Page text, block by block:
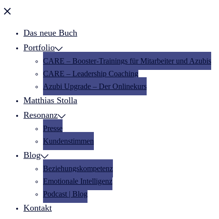
Menü
Das neue Buch
Portfolio
CARE – Booster-Trainings für Mitarbeiter und Azubis
CARE – Leadership Coaching
Azubi Upgrade – Der Onlinekurs
Matthias Stolla
Resonanz
Presse
Kundenstimmen
Blog
Beziehungskompetenz
Emotionale Intelligenz
Podcast | Blog
Kontakt